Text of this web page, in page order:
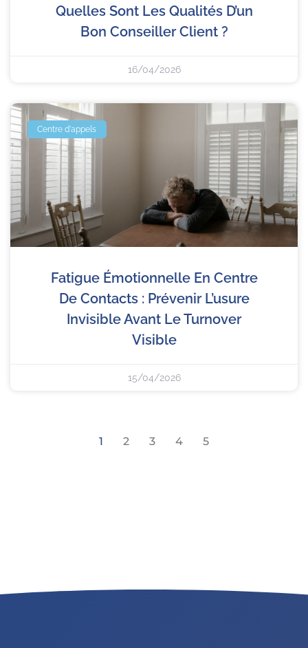
Quelles Sont Les Qualités D’un
Bon Conseiller Client ?
16/04/2026
Centre d'appels
Fatigue Émotionnelle En Centre
De Contacts : Prévenir L’usure
Invisible Avant Le Turnover
Visible
15/04/2026
1 2 3 4 5